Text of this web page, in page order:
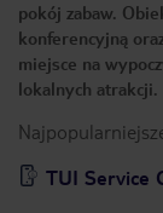
pokój zabaw.
konferencyjną
miejsce na
lokalnych atrakcji.
TUI Service